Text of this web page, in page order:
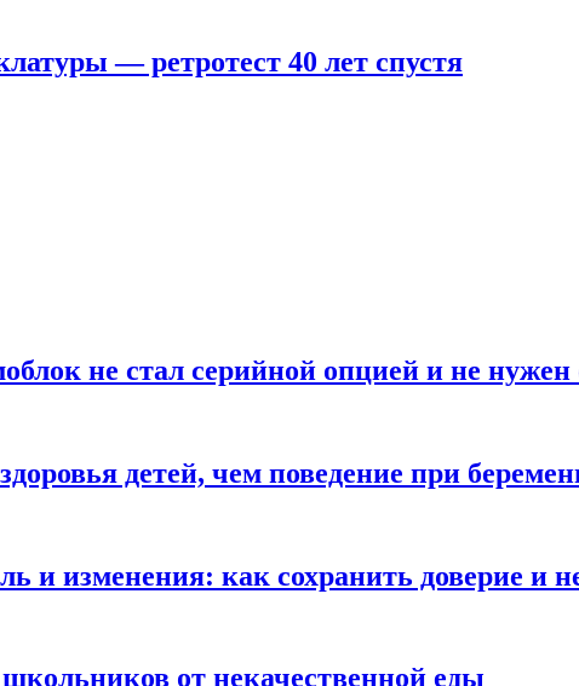
— ретротест 40 лет спустя
не стал серийной опцией и не
детей, чем поведение при
и изменения: как сохранить доверие и
от некачественной еды